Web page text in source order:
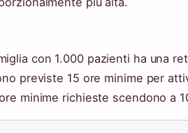
con 1.000 pazienti ha una
previste 15 ore minime per
minime richieste scendono a